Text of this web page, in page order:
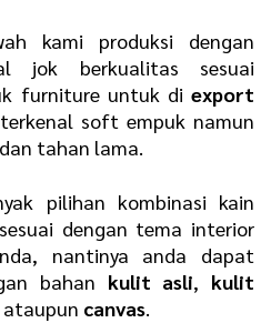
kami produksi dengan
jok berkualitas sesuai
furniture untuk di export
soft empuk namun
tahan lama.
pilihan kombinasi kain
dengan tema interior
nantinya anda dapat
bahan kulit asli, kulit
ataupun canvas.